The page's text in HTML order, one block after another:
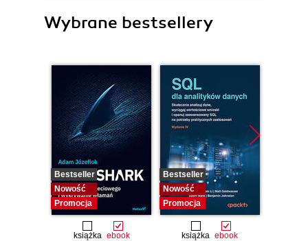
Wybrane bestsellery
Bestseller
Nowość
Promocja
książka ebook
Bestseller
Nowość
Promocja
książka ebook